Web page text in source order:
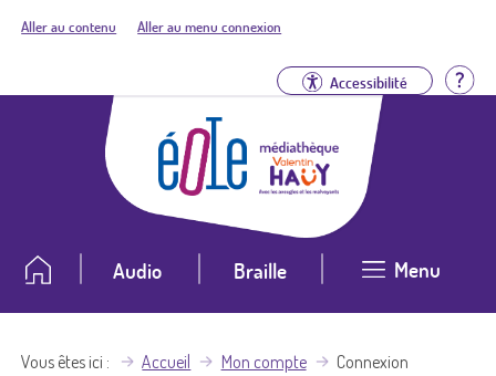
Aller au contenu Aller au menu connexion
Accessibilité
Audio Braille Menu
Vous êtes ici Accueil Mon compte Connexion